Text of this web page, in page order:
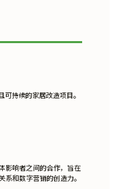
持续的家居改造项目。
影响者之间的合作，旨在
和数字营销的创造力。